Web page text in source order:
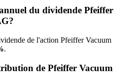
du dividende Pfeiffer
de l'action Pfeiffer Vacuum
.
de Pfeiffer Vacuum